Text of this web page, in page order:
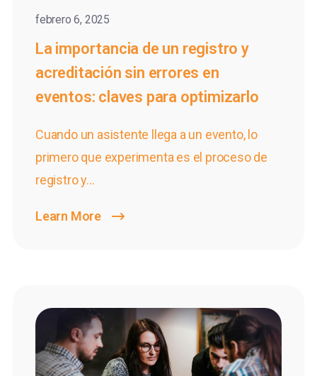
febrero 6, 2025
La importancia de un registro y
acreditación sin errores en
eventos: claves para optimizarlo
Cuando un asistente llega a un evento, lo
primero que experimenta es el proceso de
registro y...
Learn More